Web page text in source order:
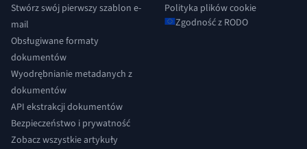
Stwórz swój pierwszy szablon e-
mail
Obsługiwane formaty
dokumentów
Wyodrębnianie metadanych z
dokumentów
API ekstrakcji dokumentów
Bezpieczeństwo i prywatność
Zobacz wszystkie artykuły
Polityka plików cookie
Zgodność z RODO